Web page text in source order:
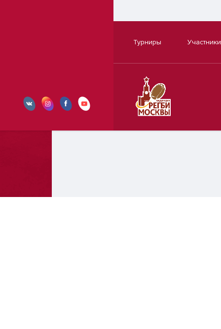
Турниры Участники